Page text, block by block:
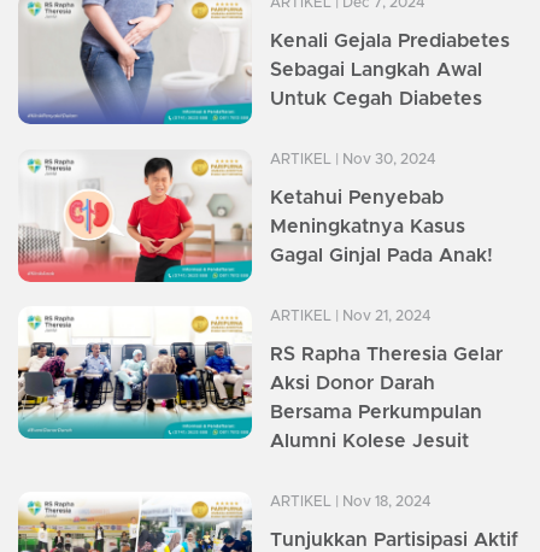
Kenali Gejala Prediabetes
Sebagai Langkah Awal
Untuk Cegah Diabetes
ARTIKEL | Nov 30, 2024
Ketahui Penyebab
Meningkatnya Kasus
Gagal Ginjal Pada Anak!
ARTIKEL | Nov 21, 2024
RS Rapha Theresia Gelar
Aksi Donor Darah
Bersama Perkumpulan
Alumni Kolese Jesuit
ARTIKEL | Nov 18, 2024
Tunjukkan Partisipasi Aktif